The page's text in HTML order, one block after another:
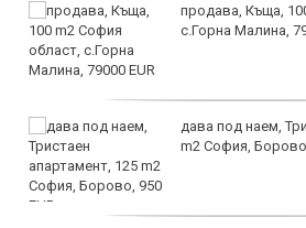
продава, Къща,
с.Горна Малина,
дава под наем,
m2 София,